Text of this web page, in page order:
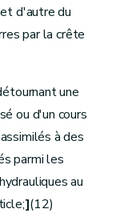
naturel
de l'eau
d'eau
humaine
[Décret 20.04.2023]
fournisseur
d'autre du
par la crête
une
ou d'un cours
à des
parmi les
au
](12)